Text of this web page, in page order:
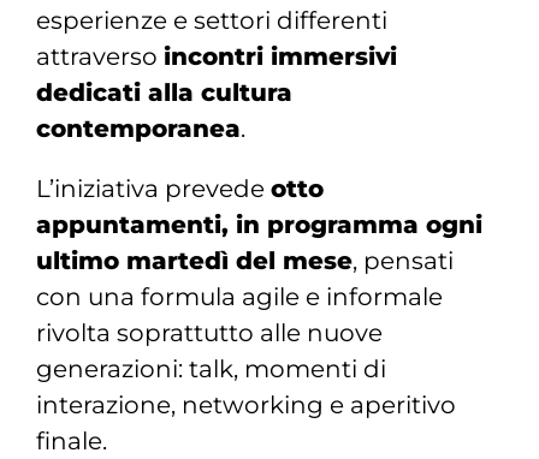
esperienze e settori differenti
attraverso incontri immersivi
dedicati alla cultura
contemporanea.
L’iniziativa prevede otto
appuntamenti, in programma ogni
ultimo martedì del mese, pensati
con una formula agile e informale
rivolta soprattutto alle nuove
generazioni: talk, momenti di
interazione, networking e aperitivo
finale.